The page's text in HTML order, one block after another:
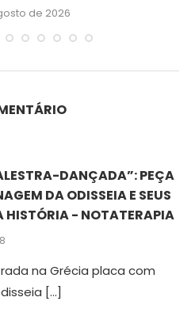
de 2026
DANÇADA”: PEÇA
DA ODISSEIA E SEUS
HISTÓRIA - NOTATERAPIA
na Grécia placa com
[…]